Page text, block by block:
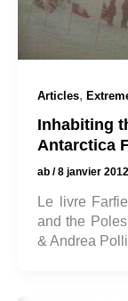
Articles,
Inhabiting
Antarctica
ab /8 janvier 2012
Le livre
and the
& Andrea